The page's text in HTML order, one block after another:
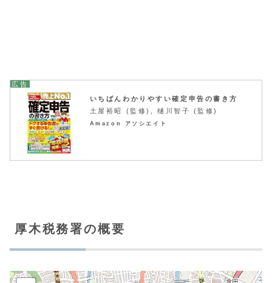
いちばんわかりやすい確定申告の書き方
土屋裕昭 (監修), 樋川智子 (監修)
Amazon アソシエイト
厚木税務署の概要